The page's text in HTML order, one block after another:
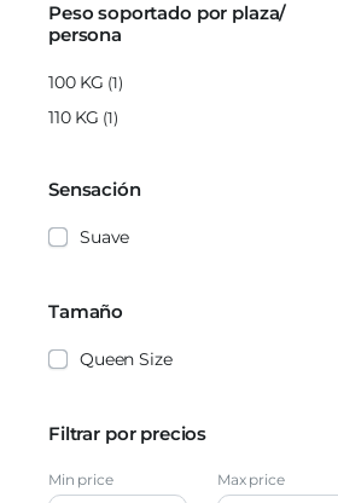
Peso soportado por plaza/
persona
100 KG (1)
110 KG (1)
Sensación
Suave
Tamaño
Queen Size
Filtrar por precios
Min price Max price